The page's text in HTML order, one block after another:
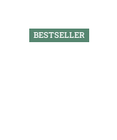
BESTSELLER